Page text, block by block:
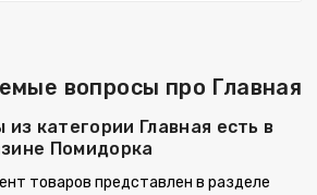
вопросы про Главная
категории Главная есть в
Помидорка
товаров представлен в разделе